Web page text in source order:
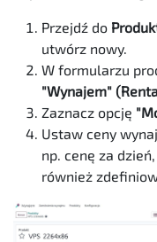
Przejdź do
utwórz nowy.
W formularzu
"Wynajem"
Zaznacz opcję
Ustaw ceny
np. cenę za
również